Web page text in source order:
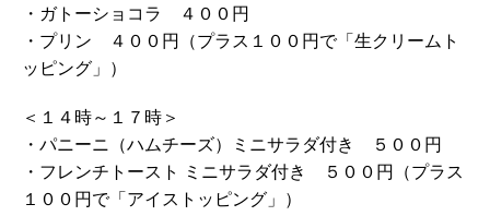
・ガトーショコラ ４００円
・プリン ４００円（プラス１００円で「生クリームト
ッピング」）
＜１４時～１７時＞
・パニーニ（ハムチーズ）ミニサラダ付き ５００円
・フレンチトースト ミニサラダ付き ５００円（プラス
１００円で「アイストッピング」）